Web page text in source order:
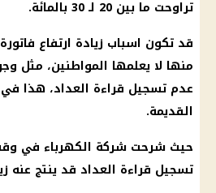
تراوحت ما بين 20 لـ 30 بالمائة.
قد تكون اسباب زيادة ارتفاع
منها لا يعلمها المواطنين، مثل
عدم تسجيل قراءة العداد، هذا في
القديمة.
حيث شرحت شركة الكهرباء في
تسجيل قراءة العداد قد ينتج عنه